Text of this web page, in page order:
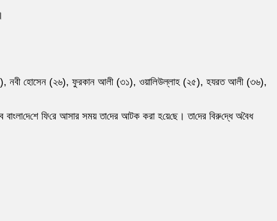
নবী হোসেন (২৬), ফুরকান আলী (৩১), ওয়ালিউল্লাহ (২৫), হযরত আলী (৩৬),
ফি‌রে আসার সময় তা‌দের আটক করা হ‌য়ে‌ছে। তা‌দের বিরু‌দ্ধে অ‌বৈধ